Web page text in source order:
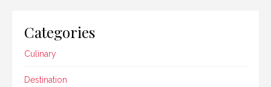
Categories
Culinary
Destination